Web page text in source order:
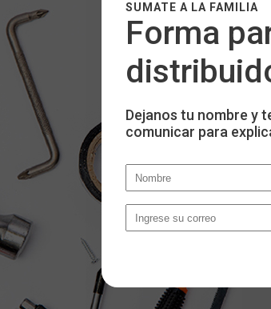
SUMATE A LA FAMILIA
Forma
Dejanos tu nombre y
comunicar para